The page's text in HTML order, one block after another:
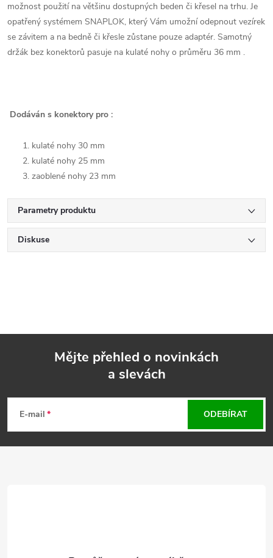
možnost použití na většinu dostupných beden či křesel na trhu. Je
opatřený systémem SNAPLOK, který Vám umožní odepnout vezírek
se závitem a na bedně či křesle zůstane pouze adaptér. Samotný
držák bez konektorů pasuje na kulaté nohy o průměru 36 mm .
Dodáván s konektory pro :
kulaté nohy 30 mm
kulaté nohy 25 mm
zaoblené nohy 23 mm
Parametry produktu
Diskuse
p
Mějte přehled o novinkách
a slevách
E-mail ODEBÍRAT